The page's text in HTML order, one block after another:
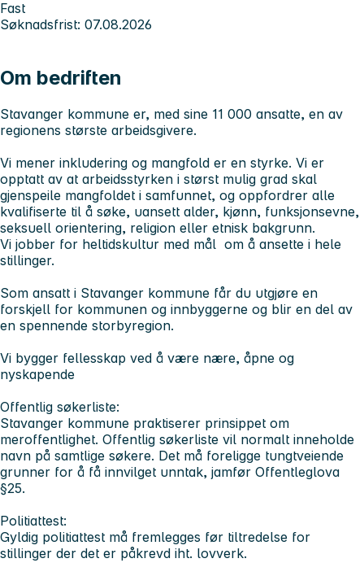
Fast
Søknadsfrist: 07.08.2026
Om bedriften
Stavanger kommune er, med sine 11 000 ansatte, en av
regionens største arbeidsgivere.
Vi mener inkludering og mangfold er en styrke. Vi er
opptatt av at arbeidsstyrken i størst mulig grad skal
gjenspeile mangfoldet i samfunnet, og oppfordrer alle
kvalifiserte til å søke, uansett alder, kjønn, funksjonsevne,
seksuell orientering, religion eller etnisk bakgrunn.
Vi jobber for heltidskultur med mål om å ansette i hele
stillinger.
Som ansatt i Stavanger kommune får du utgjøre en
forskjell for kommunen og innbyggerne og blir en del av
en spennende storbyregion.
Vi bygger fellesskap ved å være nære, åpne og
nyskapende
Offentlig søkerliste:
Stavanger kommune praktiserer prinsippet om
meroffentlighet. Offentlig søkerliste vil normalt inneholde
navn på samtlige søkere. Det må foreligge tungtveiende
grunner for å få innvilget unntak, jamfør Offentleglova
§25.
Politiattest:
Gyldig politiattest må fremlegges før tiltredelse for
stillinger der det er påkrevd iht. lovverk.